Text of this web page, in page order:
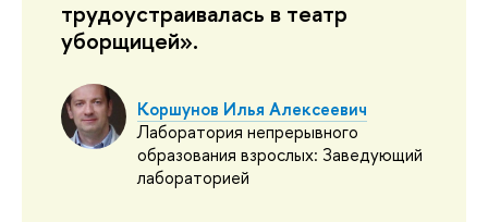
трудоустраивалась в театр
уборщицей».
Коршунов Илья Алексеевич
Лаборатория непрерывного
образования взрослых: Заведующий
лабораторией